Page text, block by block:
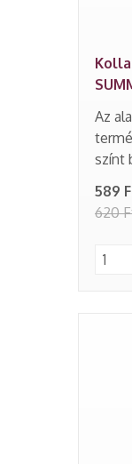
Az
színt
589
620